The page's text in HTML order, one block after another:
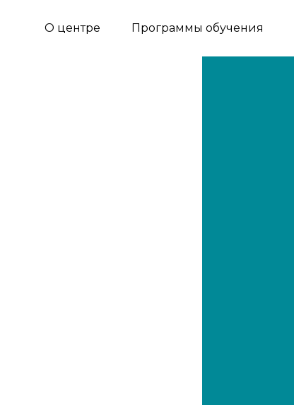
О центре Программы обучения